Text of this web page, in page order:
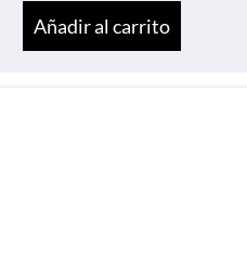
Añadir al carrito